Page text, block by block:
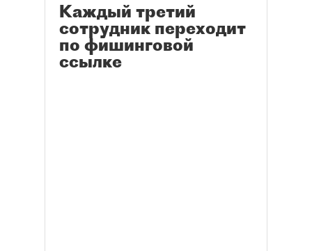
Каждый третий
сотрудник переходит
по фишинговой
ссылке